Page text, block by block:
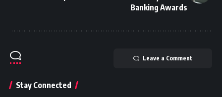
Banking Awards
Leave a Comment
Stay Connected